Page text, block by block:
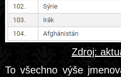
Zdroj:
To všechno výše